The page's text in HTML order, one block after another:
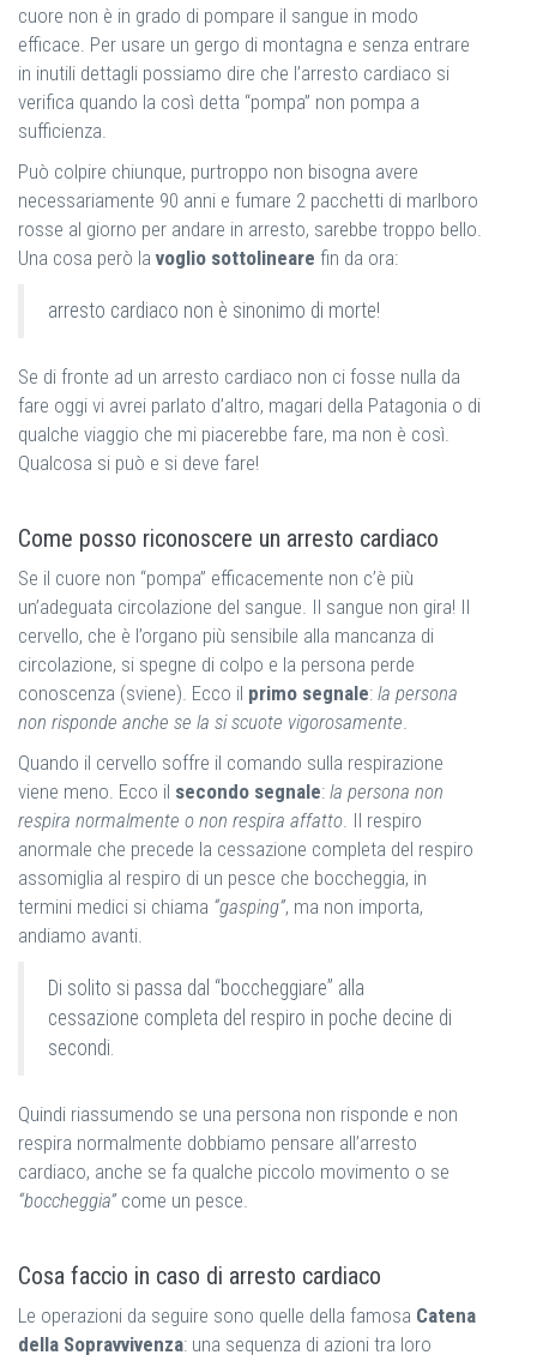
cuore non è in grado di pompare il sangue in modo
efficace. Per usare un gergo di montagna e senza entrare
in inutili dettagli possiamo dire che l’arresto cardiaco si
verifica quando la così detta “pompa” non pompa a
sufficienza.
Può colpire chiunque, purtroppo non bisogna avere
necessariamente 90 anni e fumare 2 pacchetti di marlboro
rosse al giorno per andare in arresto, sarebbe troppo bello.
Una cosa però la voglio sottolineare fin da ora:
arresto cardiaco non è sinonimo di morte!
Se di fronte ad un arresto cardiaco non ci fosse nulla da
fare oggi vi avrei parlato d’altro, magari della Patagonia o di
qualche viaggio che mi piacerebbe fare, ma non è così.
Qualcosa si può e si deve fare!
Come posso riconoscere un arresto cardiaco
Se il cuore non “pompa” efficacemente non c’è più
un’adeguata circolazione del sangue. Il sangue non gira! Il
cervello, che è l’organo più sensibile alla mancanza di
circolazione, si spegne di colpo e la persona perde
conoscenza (sviene). Ecco il primo segnale: la persona
non risponde anche se la si scuote vigorosamente
Quando il cervello soffre il comando sulla respirazione
viene meno. Ecco il secondo segnale: la persona non
respira normalmente o non respira affatto . Il respiro
anormale che precede la cessazione completa del respiro
assomiglia al respiro di un pesce che boccheggia, in
termini medici si chiama “gasping”, ma non importa,
andiamo avanti.
Di solito si passa dal “boccheggiare” alla
cessazione completa del respiro in poche decine di
secondi.
Quindi riassumendo se una persona non risponde e non
respira normalmente dobbiamo pensare all’arresto
cardiaco, anche se fa qualche piccolo movimento o se
“boccheggia” come un pesce.
Cosa faccio in caso di arresto cardiaco
Le operazioni da seguire sono quelle della famosa Catena
della Sopravvivenza: una sequenza di azioni tra loro